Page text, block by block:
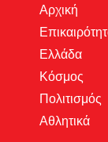
Αρχική
Ελλάδα
Κόσμος
Πολιτισμός
Αθλητικά